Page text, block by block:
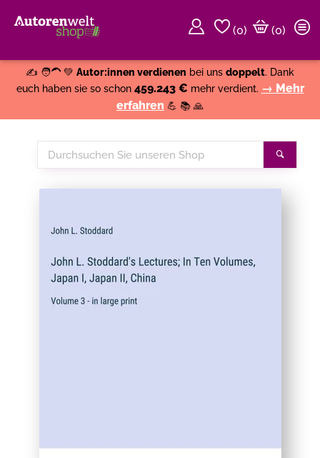
(0)
(0)
✍️ 🧑‍🦱 💚 Autor:innen verdienen bei uns doppelt. Dank
euch haben sie so schon 459.243 € mehr verdient. → Mehr
erfahren 💪 📚 🙏
Durchsuchen
Sie